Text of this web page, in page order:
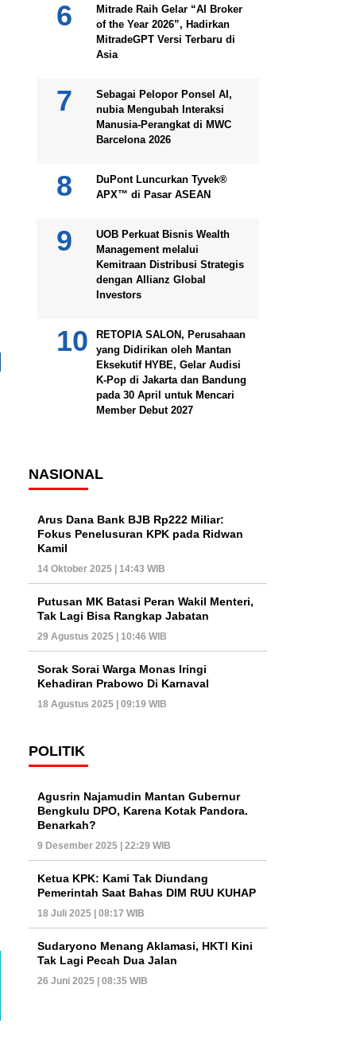
Mitrade Raih Gelar “AI Broker
of the Year 2026”, Hadirkan
MitradeGPT Versi Terbaru di
Asia
Sebagai Pelopor Ponsel AI,
nubia Mengubah Interaksi
Manusia-Perangkat di MWC
Barcelona 2026
DuPont Luncurkan Tyvek®
APX™ di Pasar ASEAN
UOB Perkuat Bisnis Wealth
Management melalui
Kemitraan Distribusi Strategis
dengan Allianz Global
Investors
RETOPIA SALON, Perusahaan
yang Didirikan oleh Mantan
Eksekutif HYBE, Gelar Audisi
K-Pop di Jakarta dan Bandung
pada 30 April untuk Mencari
Member Debut 2027
NASIONAL
Arus Dana Bank BJB Rp222 Miliar:
Fokus Penelusuran KPK pada Ridwan
Kamil
14 Oktober 2025 | 14:43 WIB
Putusan MK Batasi Peran Wakil Menteri,
Tak Lagi Bisa Rangkap Jabatan
29 Agustus 2025 | 10:46 WIB
Sorak Sorai Warga Monas Iringi
Kehadiran Prabowo Di Karnaval
18 Agustus 2025 | 09:19 WIB
POLITIK
Agusrin Najamudin Mantan Gubernur
Bengkulu DPO, Karena Kotak Pandora.
Benarkah?
9 Desember 2025 | 22:29 WIB
Ketua KPK: Kami Tak Diundang
Pemerintah Saat Bahas DIM RUU KUHAP
18 Juli 2025 | 08:17 WIB
Sudaryono Menang Aklamasi, HKTI Kini
Tak Lagi Pecah Dua Jalan
26 Juni 2025 | 08:35 WIB